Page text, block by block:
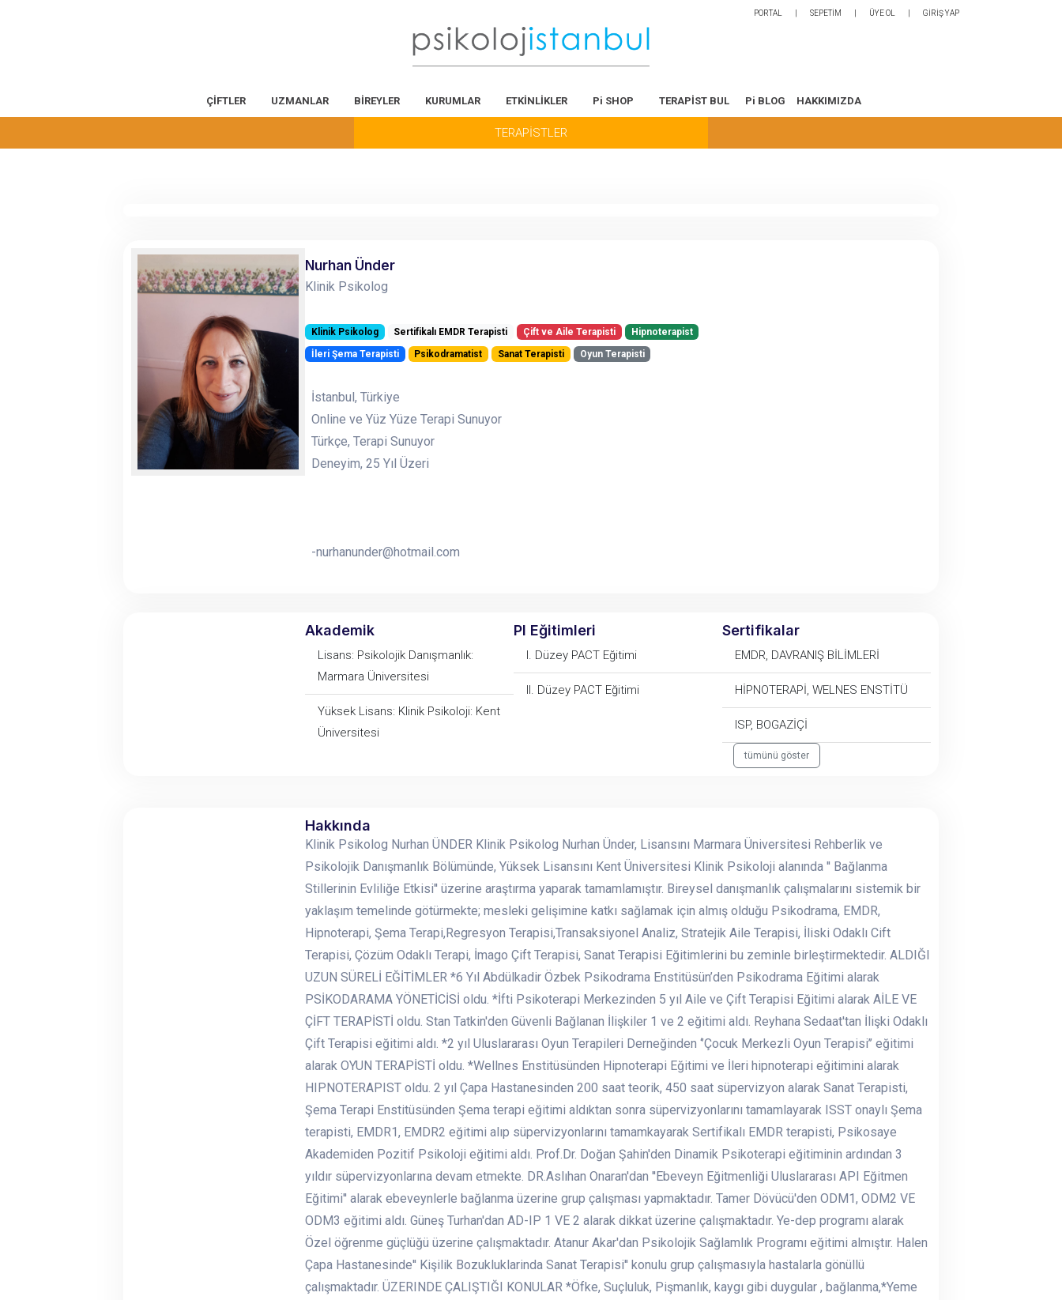
PORTAL SEPETİM ÜYE OL GİRİŞ YAP
ÇİFTLER UZMANLAR BİREYLER KURUMLAR ETKİNLİKLER Pi SHOP TERAPİST BUL Pi BLOG HAKKIMIZDA
TERAPİSTLER
Nurhan Ünder
Klinik Psikolog
Klinik Psikolog Sertifikalı EMDR Terapisti Çift ve Aile Terapisti
Hipnoterapist
İleri Şema Terapisti
Psikodramatist Sanat Terapisti Oyun Terapisti
İstanbul, Türkiye
Online ve Yüz Yüze Terapi Sunuyor
Türkçe, Terapi Sunuyor
Deneyim, 25 Yıl Üzeri
-nurhanunder@hotmail.com
Akademik
Lisans: Psikolojik Danışmanlık:
Marmara Üniversitesi
Yüksek Lisans: Klinik Psikoloji: Kent
Üniversitesi
PI Eğitimleri
I. Düzey PACT Eğitimi
II. Düzey PACT Eğitimi
Sertifikalar
EMDR, DAVRANIŞ BİLİMLERİ
HİPNOTERAPİ, WELNES ENSTİTÜ
ISP, BOGAZİÇİ
tümünü göster
Hakkında
Klinik Psikolog Nurhan ÜNDER Klinik Psikolog Nurhan Ünder, Lisansını Marmara Üniversitesi Rehberlik ve
Psikolojik Danışmanlık Bölümünde, Yüksek Lisansını Kent Üniversitesi Klinik Psikoloji alanında '' Bağlanma
Stillerinin Evliliğe Etkisi'' üzerine araştırma yaparak tamamlamıştır. Bireysel danışmanlık çalışmalarını sistemik bir
yaklaşım temelinde götürmekte; mesleki gelişimine katkı sağlamak için almış olduğu Psikodrama, EMDR,
Hipnoterapi, Şema Terapi,Regresyon Terapisi,Transaksiyonel Analiz, Stratejik Aile Terapisi, İliski Odaklı Cift
Terapisi, Çözüm Odaklı Terapi, İmago Çift Terapisi, Sanat Terapisi Eğitimlerini bu zeminle birleştirmektedir. ALDIĞI
UZUN SÜRELİ EĞİTİMLER *6 Yıl Abdülkadir Özbek Psikodrama Enstitüsün’den Psikodrama Eğitimi alarak
PSİKODARAMA YÖNETİCİSİ oldu. *İfti Psikoterapi Merkezinden 5 yıl Aile ve Çift Terapisi Eğitimi alarak AİLE VE
ÇİFT TERAPİSTİ oldu. Stan Tatkin'den Güvenli Bağlanan İlişkiler 1 ve 2 eğitimi aldı. Reyhana Sedaat'tan İlişki Odaklı
Çift Terapisi eğitimi aldı. *2 yıl Uluslararası Oyun Terapileri Derneğinden ‘’Çocuk Merkezli Oyun Terapisi’’ eğitimi
alarak OYUN TERAPİSTİ oldu. *Wellnes Enstitüsünden Hipnoterapi Eğitimi ve İleri hipnoterapi eğitimini alarak
HIPNOTERAPIST oldu. 2 yıl Çapa Hastanesinden 200 saat teorik, 450 saat süpervizyon alarak Sanat Terapisti,
Şema Terapi Enstitüsünden Şema terapi eğitimi aldıktan sonra süpervizyonlarını tamamlayarak ISST onaylı Şema
terapisti, EMDR1, EMDR2 eğitimi alıp süpervizyonlarını tamamkayarak Sertifikalı EMDR terapisti, Psikosaye
Akademiden Pozitif Psikoloji eğitimi aldı. Prof.Dr. Doğan Şahin'den Dinamik Psikoterapi eğitiminin ardından 3
yıldır süpervizyonlarına devam etmekte. DR.Aslıhan Onaran'dan ''Ebeveyn Eğitmenliği Uluslararası API Eğitmen
Eğitimi'' alarak ebeveynlerle bağlanma üzerine grup çalışması yapmaktadır. Tamer Dövücü'den ODM1, ODM2 VE
ODM3 eğitimi aldı. Güneş Turhan'dan AD-IP 1 VE 2 alarak dikkat üzerine çalışmaktadır. Ye-dep programı alarak
Özel öğrenme güçlüğü üzerine çalışmaktadır. Atanur Akar'dan Psikolojik Sağlamlık Programı eğitimi almıştır. Halen
Çapa Hastanesinde'' Kişilik Bozukluklarinda Sanat Terapisi'' konulu grup çalışmasıyla hastalarla gönüllü
çalışmaktadır. ÜZERINDE ÇALIŞTIĞI KONULAR *Öfke, Suçluluk, Pişmanlık, kaygı gibi duygular , bağlanma,*Yeme